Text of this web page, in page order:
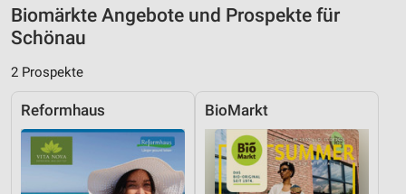
Biomärkte Angebote und Prospekte für
Schönau
2 Prospekte
Reformhaus BioMarkt
Nicht-IAB-Verarbeitungszwecke:
Werbung